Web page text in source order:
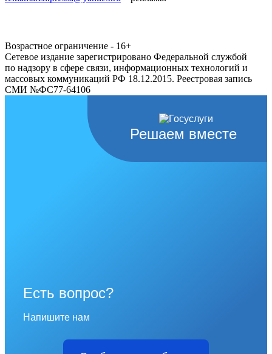
Возрастное ограничение - 16+
Сетевое издание зарегистрировано Федеральной службой
по надзору в сфере связи, информационных технологий и
массовых коммуникаций РФ 18.12.2015. Реестровая запись
СМИ №ФС77-64106
Решаем вместе
Есть вопрос?
Напишите нам